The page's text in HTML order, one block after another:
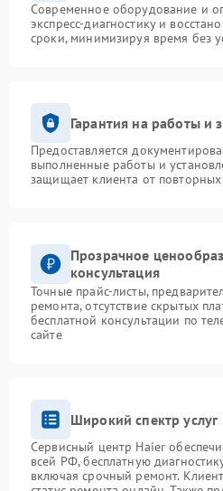
Современное оборудование и
экспресс-диагностику и
сроки, минимизируя время без
Гарантия на работы и
Предоставляется
выполненные работы и
защищает клиента от повторных
Прозрачное
консультация
Точные прайс-листы,
ремонта, отсутствие скрытых
бесплатной консультации по
сайте
Широкий спектр услуг
Сервисный центр Haier
всей РФ, бесплатную
включая срочный ремонт.